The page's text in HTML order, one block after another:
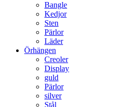
Bangle
Kedjor
Sten
Pärlor
Läder
Örhängen
Creoler
Display
guld
Pärlor
silver
Stål